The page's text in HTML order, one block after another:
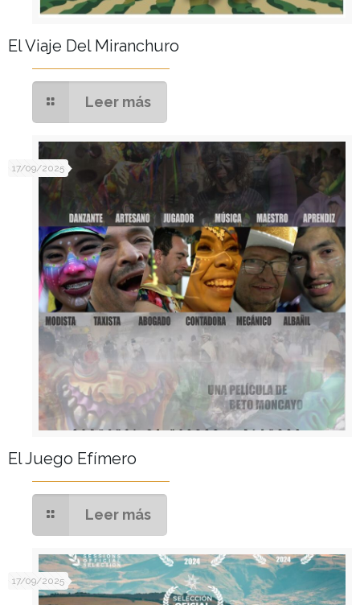
El Viaje Del Miranchuro
Leer más
17/09/2025
El Juego Efímero
Leer más
17/09/2025